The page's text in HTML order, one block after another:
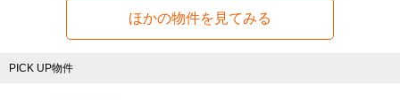
ほかの物件を見てみる
PICK UP物件